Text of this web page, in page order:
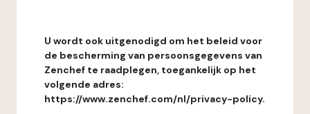
U wordt ook uitgenodigd om het beleid voor
de bescherming van persoonsgegevens van
Zenchef te raadplegen, toegankelijk op het
volgende adres:
https://www.zenchef.com/nl/privacy-policy.